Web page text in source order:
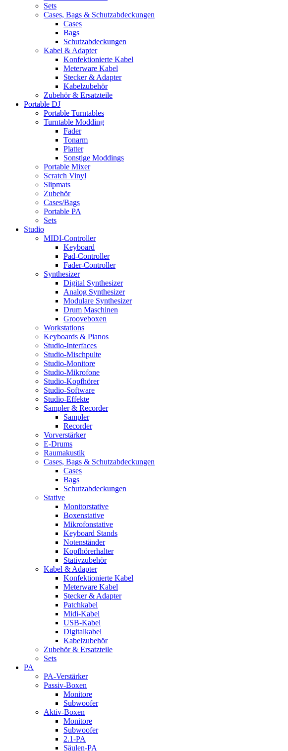
Sets
Cases, Bags & Schutzabdeckungen
Cases
Bags
Schutzabdeckungen
Kabel & Adapter
Konfektionierte Kabel
Meterware Kabel
Stecker & Adapter
Kabelzubehör
Zubehör & Ersatzteile
Portable DJ
Portable Turntables
Turntable Modding
Fader
Tonarm
Platter
Sonstige Moddings
Portable Mixer
Scratch Vinyl
Slipmats
Zubehör
Cases/Bags
Portable PA
Sets
Studio
MIDI-Controller
Keyboard
Pad-Controller
Fader-Controller
Synthesizer
Digital Synthesizer
Analog Synthesizer
Modulare Synthesizer
Drum Maschinen
Grooveboxen
Workstations
Keyboards & Pianos
Studio-Interfaces
Studio-Mischpulte
Studio-Monitore
Studio-Mikrofone
Studio-Kopfhörer
Studio-Software
Studio-Effekte
Sampler & Recorder
Sampler
Recorder
Vorverstärker
E-Drums
Raumakustik
Cases, Bags & Schutzabdeckungen
Cases
Bags
Schutzabdeckungen
Stative
Monitorstative
Boxenstative
Mikrofonstative
Keyboard Stands
Notenständer
Kopfhörerhalter
Stativzubehör
Kabel & Adapter
Konfektionierte Kabel
Meterware Kabel
Stecker & Adapter
Patchkabel
Midi-Kabel
USB-Kabel
Digitalkabel
Kabelzubehör
Zubehör & Ersatzteile
Sets
PA
PA-Verstärker
Passiv-Boxen
Monitore
Subwoofer
Aktiv-Boxen
Monitore
Subwoofer
2.1-PA
Säulen-PA